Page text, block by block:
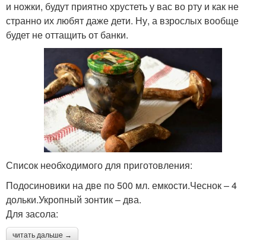
и ножки, будут приятно хрустеть у вас во рту и как не
странно их любят даже дети. Ну, а взрослых вообще
будет не оттащить от банки.
Список необходимого для приготовления:
Подосиновики на две по 500 мл. емкости.Чеснок – 4
дольки.Укропный зонтик – два.
Для засола:
читать дальше →